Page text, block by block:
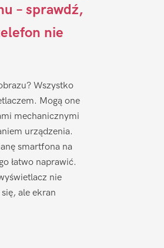
– sprawdź,
nie
Wszystko
Mogą one
mechanicznymi
urządzenia.
smartfona na
łatwo naprawić.
nie
ale ekran